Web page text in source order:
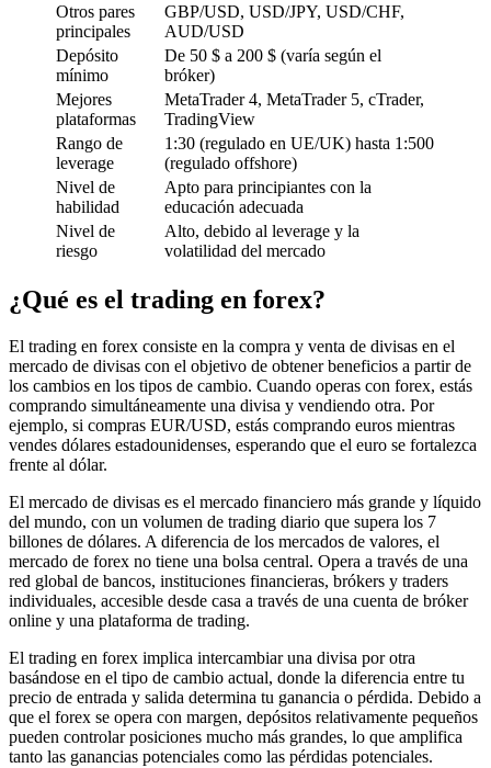
Otros pares
principales
GBP/USD, USD/JPY, USD/CHF,
AUD/USD
Depósito
mínimo
De 50 $ a 200 $ (varía según el
bróker)
Mejores
plataformas
MetaTrader 4, MetaTrader 5, cTrader,
TradingView
Rango de
leverage
1:30 (regulado en UE/UK) hasta 1:500
(regulado offshore)
Nivel de
habilidad
Apto para principiantes con la
educación adecuada
Nivel de
riesgo
Alto, debido al leverage y la
volatilidad del mercado
¿Qué es el trading en forex?
El trading en forex consiste en la compra y venta de divisas en el
mercado de divisas con el objetivo de obtener beneficios a partir de
los cambios en los tipos de cambio. Cuando operas con forex, estás
comprando simultáneamente una divisa y vendiendo otra. Por
ejemplo, si compras EUR/USD, estás comprando euros mientras
vendes dólares estadounidenses, esperando que el euro se fortalezca
frente al dólar.
El mercado de divisas es el mercado financiero más grande y líquido
del mundo, con un volumen de trading diario que supera los 7
billones de dólares. A diferencia de los mercados de valores, el
mercado de forex no tiene una bolsa central. Opera a través de una
red global de bancos, instituciones financieras, brókers y traders
individuales, accesible desde casa a través de una cuenta de bróker
online y una plataforma de trading.
El trading en forex implica intercambiar una divisa por otra
basándose en el tipo de cambio actual, donde la diferencia entre tu
precio de entrada y salida determina tu ganancia o pérdida. Debido a
que el forex se opera con margen, depósitos relativamente pequeños
pueden controlar posiciones mucho más grandes, lo que amplifica
tanto las ganancias potenciales como las pérdidas potenciales.